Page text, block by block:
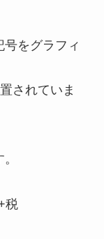
をグラフィ
されていま
税